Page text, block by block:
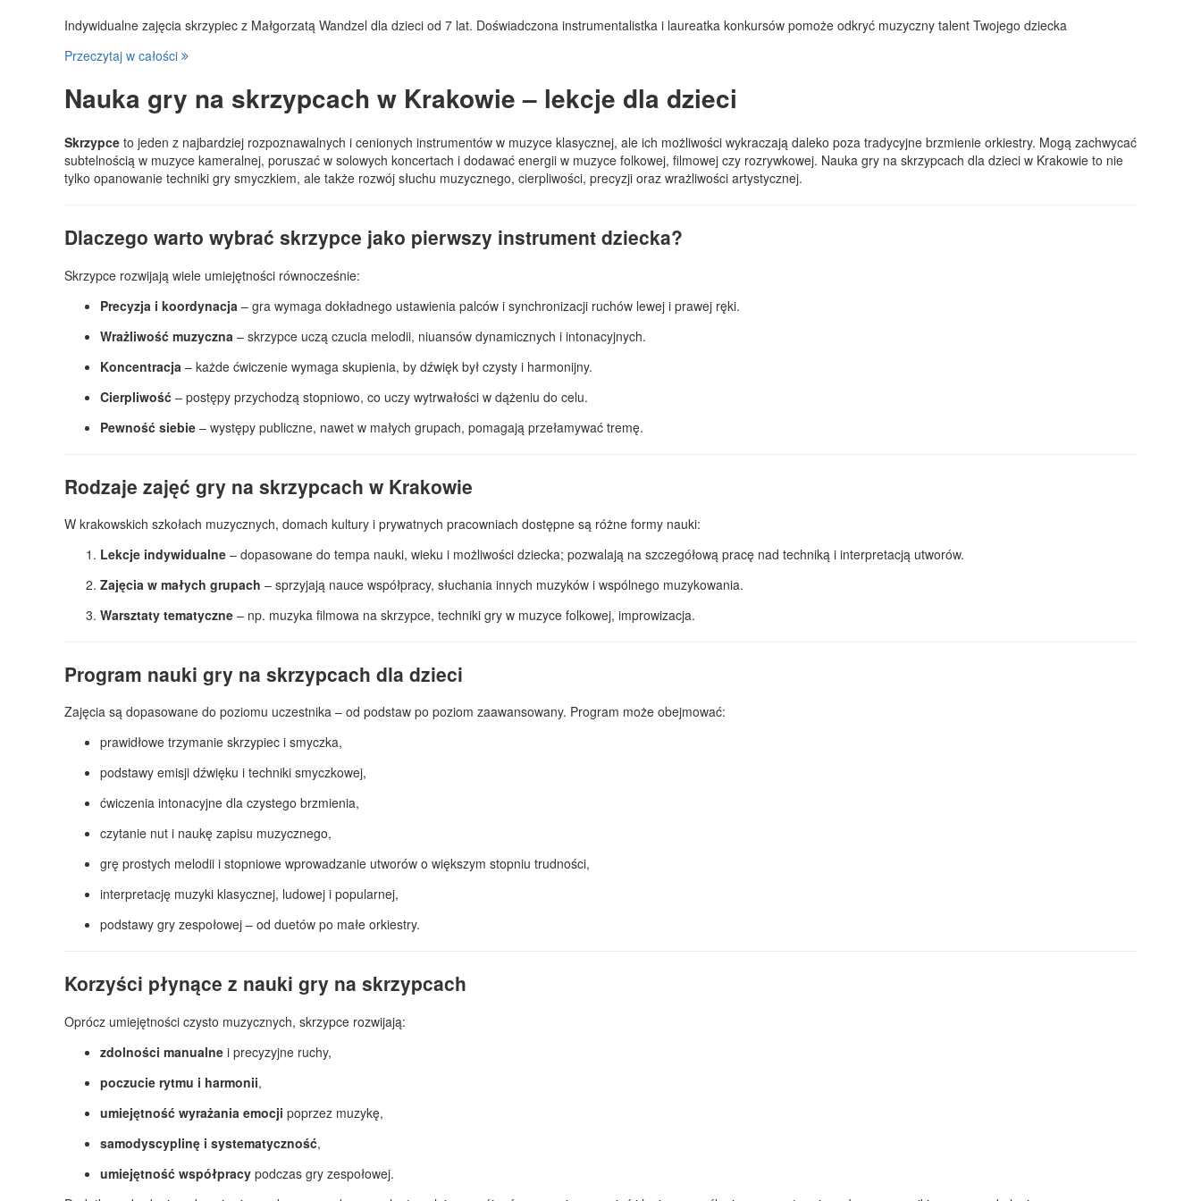
Indywidualne zajęcia skrzypiec z Małgorzatą Wandzel dla dzieci od 7 lat. Doświadczona instrumentalistka i laureatka konkursów pomoże odkryć muzyczny talent Twojego dziecka
Przeczytaj w całości
Nauka gry na skrzypcach w Krakowie – lekcje dla dzieci
Skrzypce to jeden z najbardziej rozpoznawalnych i cenionych instrumentów w muzyce klasycznej, ale ich możliwości wykraczają daleko poza tradycyjne brzmienie orkiestry. Mogą zachwycać
subtelnością w muzyce kameralnej, poruszać w solowych koncertach i dodawać energii w muzyce folkowej, filmowej czy rozrywkowej. Nauka gry na skrzypcach dla dzieci w Krakowie to nie
tylko opanowanie techniki gry smyczkiem, ale także rozwój słuchu muzycznego, cierpliwości, precyzji oraz wrażliwości artystycznej.
Dlaczego warto wybrać skrzypce jako pierwszy instrument dziecka?
Skrzypce rozwijają wiele umiejętności równocześnie:
Precyzja i koordynacja – gra wymaga dokładnego ustawienia palców i synchronizacji ruchów lewej i prawej ręki.
Wrażliwość muzyczna – skrzypce uczą czucia melodii, niuansów dynamicznych i intonacyjnych.
Koncentracja – każde ćwiczenie wymaga skupienia, by dźwięk był czysty i harmonijny.
Cierpliwość – postępy przychodzą stopniowo, co uczy wytrwałości w dążeniu do celu.
Pewność siebie – występy publiczne, nawet w małych grupach, pomagają przełamywać tremę.
Rodzaje zajęć gry na skrzypcach w Krakowie
W krakowskich szkołach muzycznych, domach kultury i prywatnych pracowniach dostępne są różne formy nauki:
Lekcje indywidualne – dopasowane do tempa nauki, wieku i możliwości dziecka; pozwalają na szczegółową pracę nad techniką i interpretacją utworów.
Zajęcia w małych grupach – sprzyjają nauce współpracy, słuchania innych muzyków i wspólnego muzykowania.
Warsztaty tematyczne – np. muzyka filmowa na skrzypce, techniki gry w muzyce folkowej, improwizacja.
Program nauki gry na skrzypcach dla dzieci
Zajęcia są dopasowane do poziomu uczestnika – od podstaw po poziom zaawansowany. Program może obejmować:
prawidłowe trzymanie skrzypiec i smyczka,
podstawy emisji dźwięku i techniki smyczkowej,
ćwiczenia intonacyjne dla czystego brzmienia,
czytanie nut i naukę zapisu muzycznego,
grę prostych melodii i stopniowe wprowadzanie utworów o większym stopniu trudności,
interpretację muzyki klasycznej, ludowej i popularnej,
podstawy gry zespołowej – od duetów po małe orkiestry.
Korzyści płynące z nauki gry na skrzypcach
Oprócz umiejętności czysto muzycznych, skrzypce rozwijają:
zdolności manualne i precyzyjne ruchy,
poczucie rytmu i harmonii,
umiejętność wyrażania emocji poprzez muzykę,
samodyscyplinę i systematyczność,
umiejętność współpracy podczas gry zespołowej.